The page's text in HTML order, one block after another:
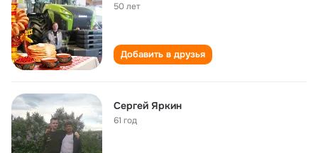
50 лет
Добавить в друзья
Сергей Яркин
61 год